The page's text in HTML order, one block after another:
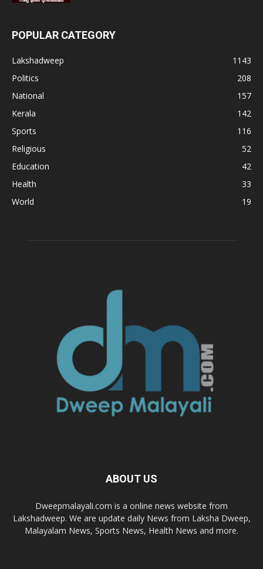
POPULAR CATEGORY
Lakshadweep
1143
Politics
208
National
157
Kerala
142
Sports
116
Religious
52
Education
42
Health
33
World
19
ABOUT US
Dweepmalayali.com is a online news website from
Lakshadweep. We are update daily News from Laksha Dweep,
Malayalam News, Sports News, Health News and more.